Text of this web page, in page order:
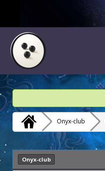
Onyx-club
Onyx-club